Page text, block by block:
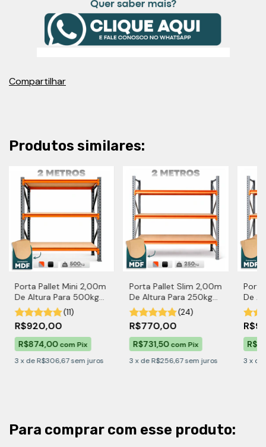
Compartilhar
Produtos similares:
Porta Pallet Mini 2,00m
De Altura Para 500kg
por Nível Com MDF
(11)
R$920,00
R$874,00com Pix
3 xdeR$306,67sem juros
Porta Pallet Slim 2,00m
De Altura Para 250kg
por Nível Com MDF
(24)
R$770,00
R$731,50com Pix
3 xdeR$256,67sem juros
De
por
3 x de
Para comprar com esse produto: